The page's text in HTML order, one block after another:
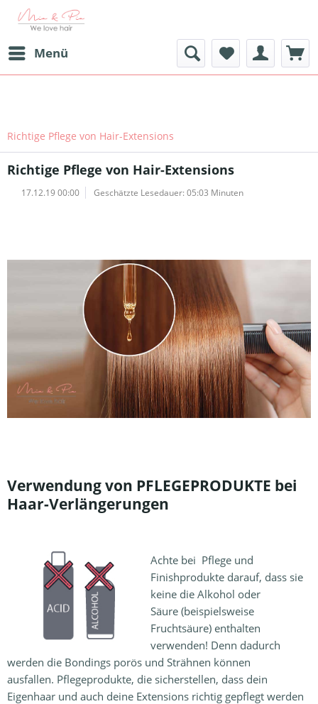
Menü
Richtige Pflege von Hair-Extensions
Richtige Pflege von Hair-Extensions
17.12.19 00:00 Geschätzte Lesedauer: 05:03 Minuten
Verwendung von PFLEGEPRODUKTE bei
Haar-Verlängerungen
Achte bei Pflege und
Finishprodukte darauf, dass sie
keine die Alkohol oder
Säure (beispielsweise
Fruchtsäure) enthalten
verwenden! Denn dadurch
werden die Bondings porös und Strähnen können
ausfallen. Pflegeprodukte, die sicherstellen, dass dein
Eigenhaar und auch deine Extensions richtig gepflegt werden